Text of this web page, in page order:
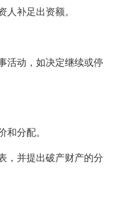
补足出资额。
活动，如决定继续或停
分配。
，并提出破产财产的分